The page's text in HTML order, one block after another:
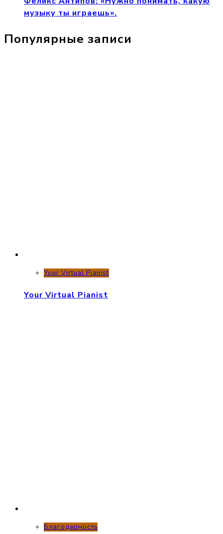
музыку ты играешь».
Популярные записи
Your Virtual Pianist
Your Virtual Pianist
Благодарность